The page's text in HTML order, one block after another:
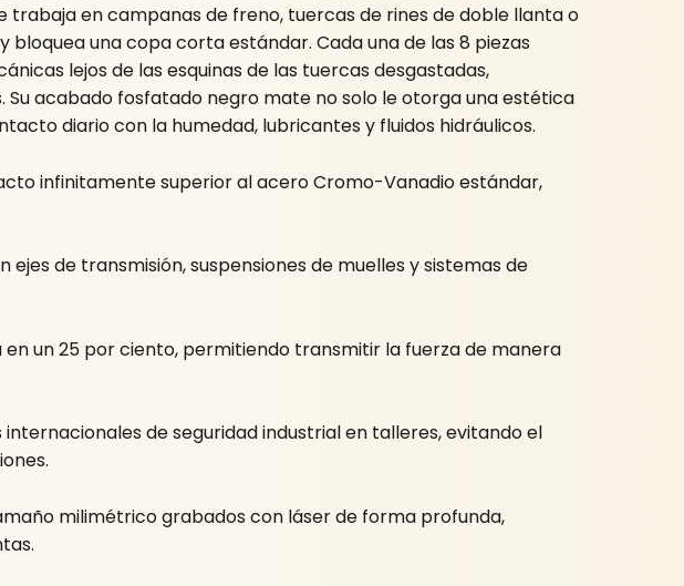
en campanas de freno, tuercas de rines de doble llanta o
una copa corta estándar. Cada una de las 8 piezas
lejos de las esquinas de las tuercas desgastadas,
acabado fosfatado negro mate no solo le otorga una estética
diario con la humedad, lubricantes y fluidos hidráulicos.
infinitamente superior al acero Cromo-Vanadio estándar,
de transmisión, suspensiones de muelles y sistemas de
un 25 por ciento, permitiendo transmitir la fuerza de manera
de seguridad industrial en talleres, evitando el
milimétrico grabados con láser de forma profunda,